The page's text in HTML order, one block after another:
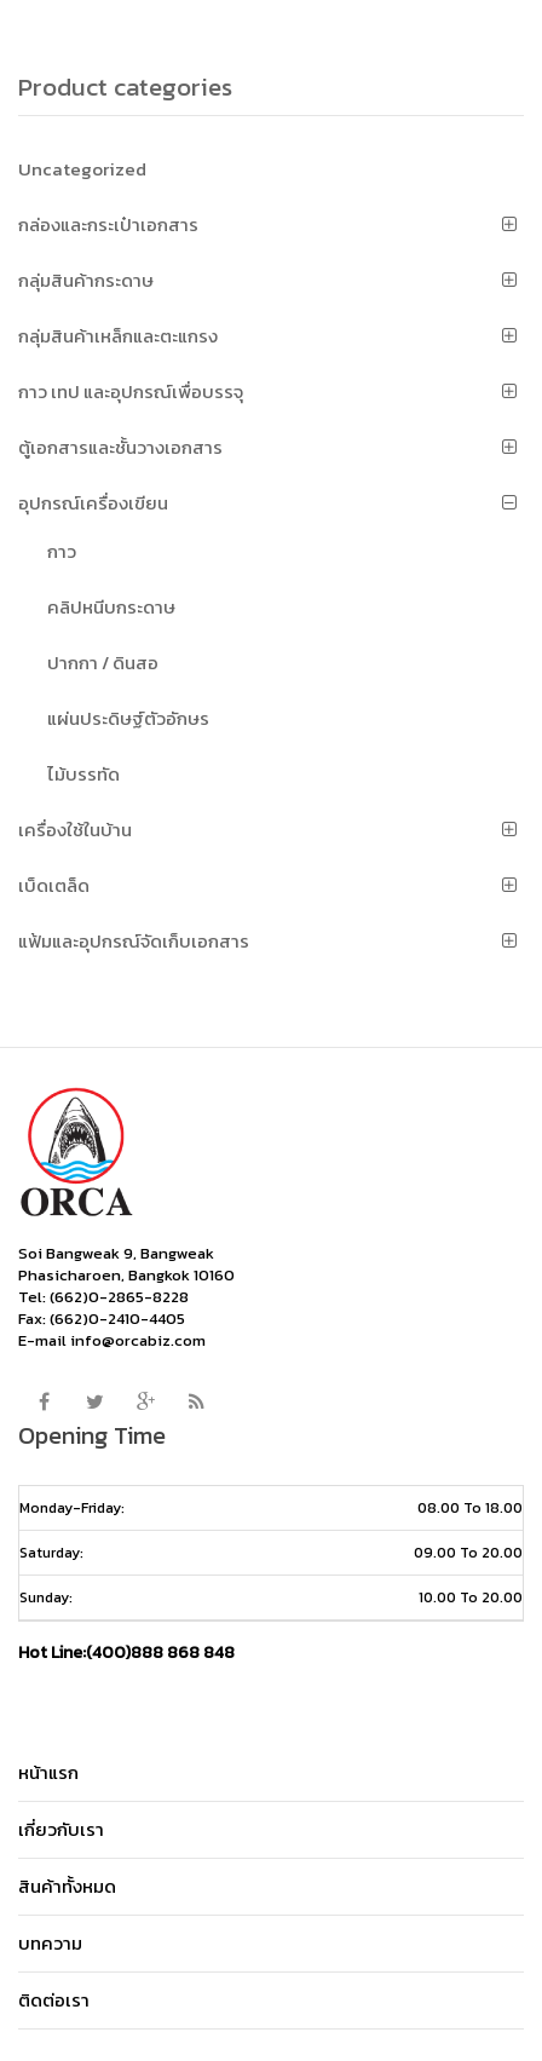
Product categories
Uncategorized
กล่องและกระเป๋าเอกสาร
กลุ่มสินค้ากระดาษ
กลุ่มสินค้าเหล็กและตะแกรง
กาว เทป และอุปกรณ์เพื่อบรรจุ
ตู้เอกสารและชั้นวางเอกสาร
อุปกรณ์เครื่องเขียน
กาว
คลิปหนีบกระดาษ
ปากกา / ดินสอ
แผ่นประดิษฐ์ตัวอักษร
ไม้บรรทัด
เครื่องใช้ในบ้าน
เบ็ดเตล็ด
แฟ้มและอุปกรณ์จัดเก็บเอกสาร
Soi Bangweak 9, Bangweak
Phasicharoen, Bangkok 10160
Tel: (662)0-2865-8228
Fax: (662)0-2410-4405
E-mail info@orcabiz.com
Opening Time
Monday-Friday: 08.00 To 18.00
Saturday: 09.00 To 20.00
Sunday: 10.00 To 20.00
Hot Line:(400)888 868 848
หน้าแรก
เกี่ยวกับเรา
สินค้าทั้งหมด
บทความ
ติดต่อเรา